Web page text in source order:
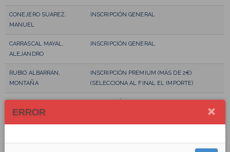
CONEJERO SUAREZ,
MANUEL
INSCRIPCIÓN GENERAL
CARRASCAL MAYAL,
ALEJANDRO
INSCRIPCIÓN GENERAL
RUBIO ALBARRÁN,
MONTAÑA
INSCRIPCIÓN PREMIUM (MÁS DE 2€)
(SELECCIONA AL FINAL EL IMPORTE)
ERROR